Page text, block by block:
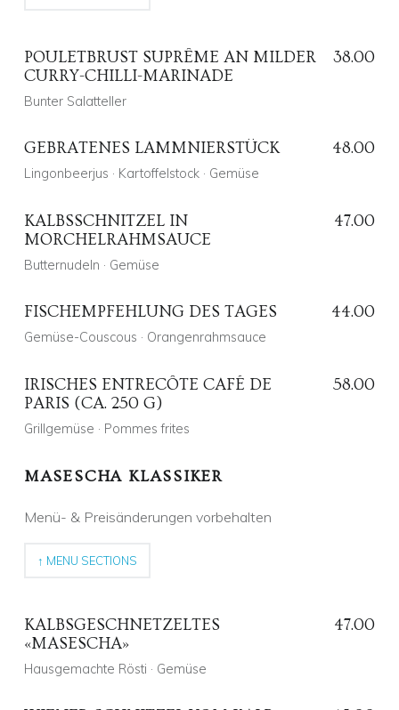
POULETBRUST SUPRÊME AN MILDER
CURRY-CHILLI-MARINADE
38.00
Bunter Salatteller
Posted on:
2 März 2026Comments:
GEBRATENES LAMMNIERSTÜCK 48.00
Lingonbeerjus · Kartoffelstock · Gemüse
Posted on:
Written by:
CD
Comments:
Comments:0
KALBSSCHNITZEL IN
MORCHELRAHMSAUCE
47.00
Butternudeln · Gemüse
Posted on:
12 Sep. 2021
FISCHEMPFEHLUNG DES TAGES 44.00
Gemüse-Couscous · Orangenrahmsauce
Posted on:
Written by:
CD
Comments:
Comments:0
IRISCHES ENTRECÔTE CAFÉ DE
PARIS (CA. 250 G)
58.00
Grillgemüse · Pommes frites
12 Sep. 2021Written by:
CD
Comments:
Comments:0
MASESCHA KLASSIKER
Menü- & Preisänderungen vorbehalten
↑ MENU SECTIONS
KALBSGESCHNETZELTES
«MASESCHA»
47.00
Hausgemachte Rösti · Gemüse